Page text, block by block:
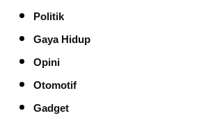
Politik
Gaya Hidup
Opini
Otomotif
Gadget